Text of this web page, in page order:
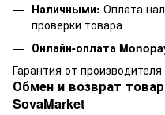
Наличными: Оплата
проверки товара
Онлайн-оплата
Гарантия от
Обмен и возврат
SovaMarket